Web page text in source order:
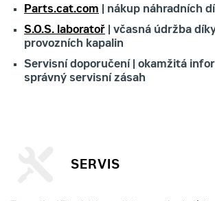
Parts.cat.com | nákup náhradních
S.O.S. laboratoř | včasná údržba
provozních kapalin
Servisní doporučení | okamžitá
správný servisní zásah
SERVIS